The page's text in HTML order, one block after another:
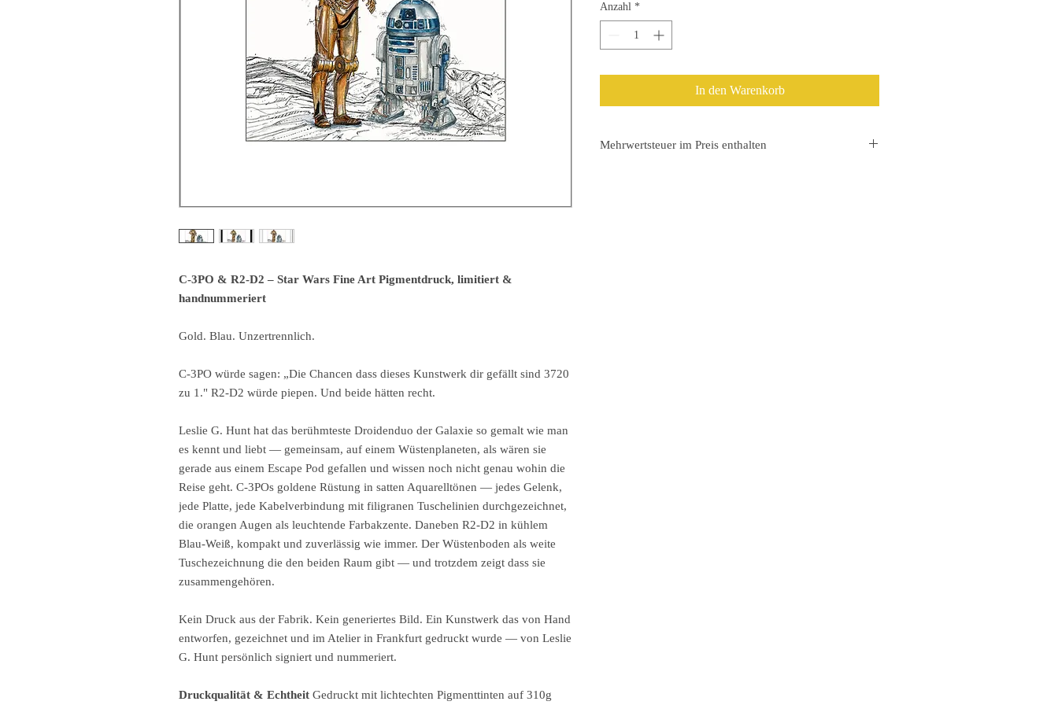
C-3PO & R2-D2 – Star Wars Fine Art Pigmentdruck, limitiert &
handnummeriert
Gold. Blau. Unzertrennlich.
C-3PO würde sagen: „Die Chancen dass dieses Kunstwerk dir gefällt sind 3720
zu 1." R2-D2 würde piepen. Und beide hätten recht.
Leslie G. Hunt hat das berühmteste Droidenduo der Galaxie so gemalt wie man
es kennt und liebt — gemeinsam, auf einem Wüstenplaneten, als wären sie
gerade aus einem Escape Pod gefallen und wissen noch nicht genau wohin die
Reise geht. C-3POs goldene Rüstung in satten Aquarelltönen — jedes Gelenk,
jede Platte, jede Kabelverbindung mit filigranen Tuschelinien durchgezeichnet,
die orangen Augen als leuchtende Farbakzente. Daneben R2-D2 in kühlem
Blau-Weiß, kompakt und zuverlässig wie immer. Der Wüstenboden als weite
Tuschezeichnung die den beiden Raum gibt — und trotzdem zeigt dass sie
zusammengehören.
Kein Druck aus der Fabrik. Kein generiertes Bild. Ein Kunstwerk das von Hand
entworfen, gezeichnet und im Atelier in Frankfurt gedruckt wurde — von Leslie
G. Hunt persönlich signiert und nummeriert.
Druckqualität & Echtheit Gedruckt mit lichtechten Pigmenttinten auf 310g
Anzahl *
In den Warenkorb
Mehrwertsteuer im Preis enthalten